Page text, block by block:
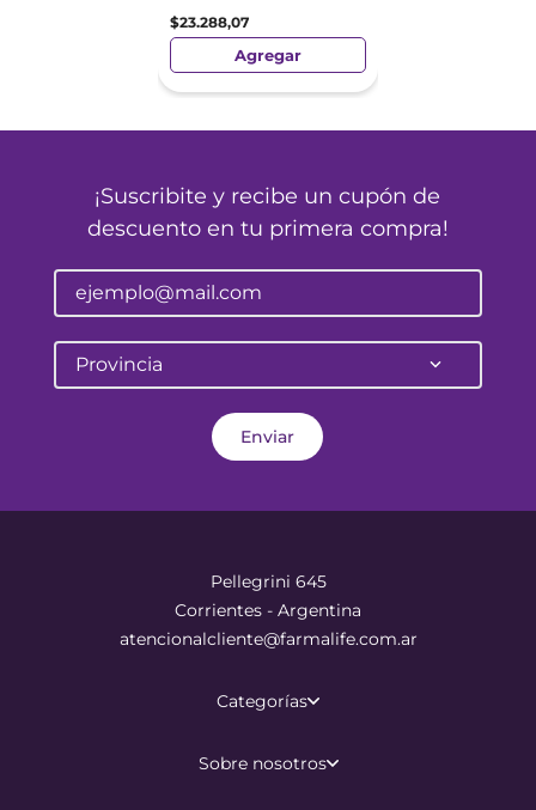
$23.288,07
Agregar
¡Suscribite y recibe un cupón de
descuento en tu primera compra!
Provincia
Enviar
Pellegrini 645
Corrientes - Argentina
atencionalcliente@farmalife.com.ar
Categorías
Sobre nosotros